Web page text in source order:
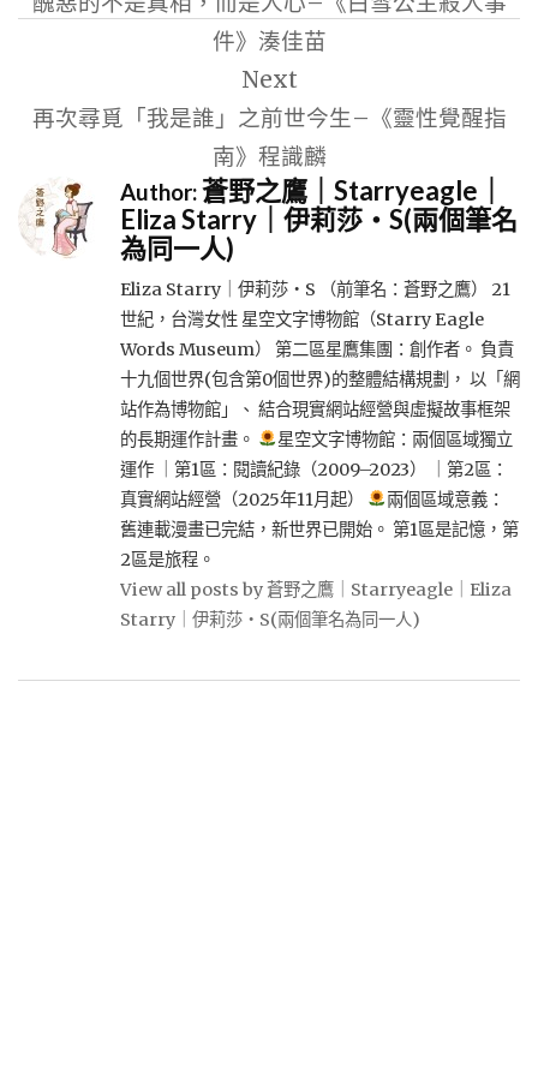
導
件》湊佳苗
Next
再次尋覓「我是誰」之前世今生–《靈性覺醒指
南》程識麟
Author:蒼野之鷹｜Starryeagle｜
Eliza Starry｜伊莉莎・S(兩個筆名
為同一人)
Eliza Starry｜伊莉莎・S （前筆名：蒼野之鷹） 21
世紀，台灣女性 星空文字博物館（Starry Eagle
Words Museum） 第二區星鷹集團：創作者。 負責
十九個世界(包含第0個世界)的整體結構規劃， 以「網
站作為博物館」、 結合現實網站經營與虛擬故事框架
的長期運作計畫。
星空文字博物館：兩個區域獨立
運作 ｜第1區：閱讀紀錄（2009–2023） ｜第2區：
真實網站經營（2025年11月起）
兩個區域意義：
舊連載漫畫已完結，新世界已開始。 第1區是記憶，第
2區是旅程。
View all posts by 蒼野之鷹｜Starryeagle｜Eliza
Starry｜伊莉莎・S(兩個筆名為同一人)